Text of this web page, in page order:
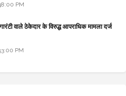
PM
वाले ठेकेदार के विरुद्ध आपराधिक मामला दर्ज
PM